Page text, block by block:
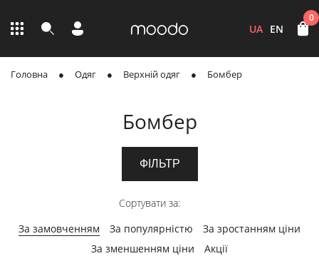
UA EN
0
Головна Одяг Верхній одяг Бомбер
Бомбер
ФІЛЬТР
Сортувати за:
За замовченням
За популярністю
За зростанням ціни
За зменшенням ціни
Акції